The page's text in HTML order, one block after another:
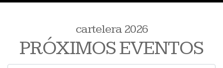
cartelera 2026
PRÓXIMOS EVENTOS